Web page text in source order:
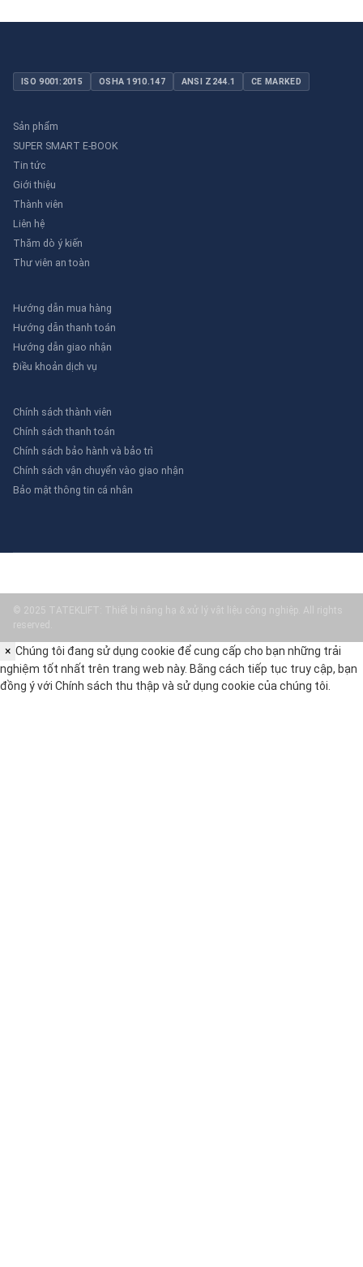
ISO 9001:2015 OSHA 1910.147 ANSI Z244.1 CE MARKED
Sản phẩm
SUPER SMART E-BOOK
Tin tức
Giới thiệu
Thành viên
Liên hệ
Thăm dò ý kiến
Thư viên an toàn
Hướng dẫn mua hàng
Hướng dẫn thanh toán
Hướng dẫn giao nhận
Điều khoản dịch vụ
Chính sách thành viên
Chính sách thanh toán
Chính sách bảo hành và bảo trì
Chính sách vận chuyển vào giao nhận
Bảo mật thông tin cá nhân
© 2025 TATEKLIFT: Thiết bị nâng hạ & xử lý vật liệu công nghiệp. All rights
reserved.
× Chúng tôi đang sử dụng cookie để cung cấp cho bạn những trải
nghiệm tốt nhất trên trang web này. Bằng cách tiếp tục truy cập, bạn
đồng ý với Chính sách thu thập và sử dụng cookie của chúng tôi.